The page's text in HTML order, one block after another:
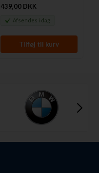
439,00 DKK
Afsendes i dag